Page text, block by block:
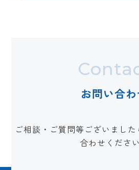
お問い合
ご相談・ご質問等ございまし
合わせください